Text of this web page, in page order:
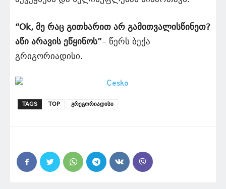
“Ok, მე რაც გითხარით არ გამითვალისწინეთ?
აწი არავის ეწყინოს”– წერს ბექა
გრიგორიადისი.
TAGS TOP გრეგორიადისი